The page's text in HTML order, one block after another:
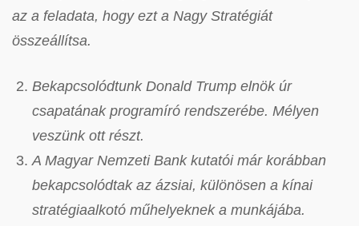
az a feladata, hogy ezt a Nagy Stratégiát
összeállítsa.
Bekapcsolódtunk Donald Trump elnök úr
csapatának programíró rendszerébe. Mélyen
veszünk ott részt.
A Magyar Nemzeti Bank kutatói már korábban
bekapcsolódtak az ázsiai, különösen a kínai
stratégiaalkotó műhelyeknek a munkájába.